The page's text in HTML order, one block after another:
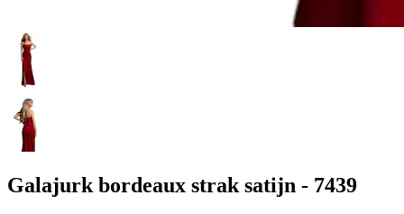
Galajurk bordeaux strak satijn - 7439